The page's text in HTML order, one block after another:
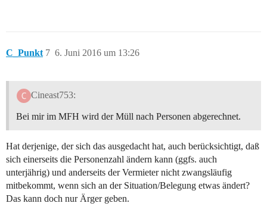
C_Punkt 6. Juni 2016 um 13:26
7
Cineast753:
Bei mir im MFH wird der Müll nach Personen abgerechnet.
Hat derjenige, der sich das ausgedacht hat, auch berücksichtigt, daß
sich einerseits die Personenzahl ändern kann (ggfs. auch
unterjährig) und anderseits der Vermieter nicht zwangsläufig
mitbekommt, wenn sich an der Situation/Belegung etwas ändert?
Das kann doch nur Ärger geben.